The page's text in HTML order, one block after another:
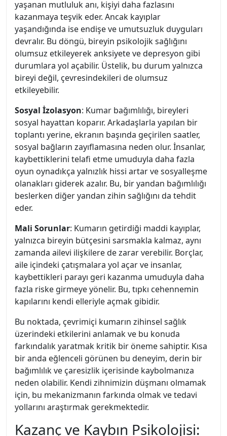
yaşanan mutluluk anı, kişiyi daha fazlasını
kazanmaya teşvik eder. Ancak kayıplar
yaşandığında ise endişe ve umutsuzluk duyguları
devralır. Bu döngü, bireyin psikolojik sağlığını
olumsuz etkileyerek anksiyete ve depresyon gibi
durumlara yol açabilir. Üstelik, bu durum yalnızca
bireyi değil, çevresindekileri de olumsuz
etkileyebilir.
Sosyal İzolasyon: Kumar bağımlılığı, bireyleri
sosyal hayattan koparır. Arkadaşlarla yapılan bir
toplantı yerine, ekranın başında geçirilen saatler,
sosyal bağların zayıflamasına neden olur. İnsanlar,
kaybettiklerini telafi etme umuduyla daha fazla
oyun oynadıkça yalnızlık hissi artar ve sosyalleşme
olanakları giderek azalır. Bu, bir yandan bağımlılığı
beslerken diğer yandan zihin sağlığını da tehdit
eder.
Mali Sorunlar: Kumarın getirdiği maddi kayıplar,
yalnızca bireyin bütçesini sarsmakla kalmaz, aynı
zamanda ailevi ilişkilere de zarar verebilir. Borçlar,
aile içindeki çatışmalara yol açar ve insanlar,
kaybettikleri parayı geri kazanma umuduyla daha
fazla riske girmeye yönelir. Bu, tıpkı cehennemin
kapılarını kendi elleriyle açmak gibidir.
Bu noktada, çevrimiçi kumarın zihinsel sağlık
üzerindeki etkilerini anlamak ve bu konuda
farkındalık yaratmak kritik bir öneme sahiptir. Kısa
bir anda eğlenceli görünen bu deneyim, derin bir
bağımlılık ve çaresizlik içerisinde kaybolmanıza
neden olabilir. Kendi zihnimizin düşmanı olmamak
için, bu mekanizmanın farkında olmak ve tedavi
yollarını araştırmak gerekmektedir.
Kazanç ve Kaybın Psikolojisi: